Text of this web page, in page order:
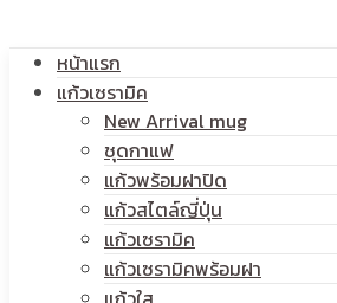
หน้าแรก
แก้วเซรามิค
New Arrival mug
ชุดกาแฟ
แก้วพร้อมฝาปิด
แก้วสไตล์ญี่ปุ่น
แก้วเซรามิค
แก้วเซรามิคพร้อมฝา